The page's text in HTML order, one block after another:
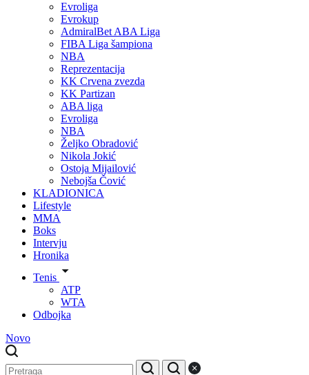
Evroliga
Evrokup
AdmiralBet ABA Liga
FIBA Liga šampiona
NBA
Reprezentacija
KK Crvena zvezda
KK Partizan
ABA liga
Evroliga
NBA
Željko Obradović
Nikola Jokić
Ostoja Mijailović
Nebojša Čović
KLADIONICA
Lifestyle
MMA
Boks
Intervju
Hronika
Tenis
ATP
WTA
Odbojka
Novo